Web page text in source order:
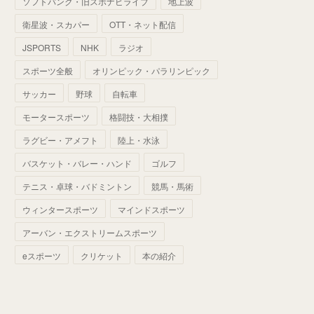
(70)
(41)
29)
( 28)
29)
(33)
( 13)
45)
( 49)
(41)
( 37)
37)
( 59)
(44)
(36
( 22)
29)
( 32)
(50)
(14
衛星波・スカパー
OTT・ネット配信
JSPORTS
NHK
ラジオ
スポーツ全般
オリンピック・パラリンピック
サッカー
野球
自転車
モータースポーツ
格闘技・大相撲
ラグビー・アメフト
陸上・水泳
バスケット・バレー・ハンド
ゴルフ
テニス・卓球・バドミントン
競馬・馬術
ウィンタースポーツ
マインドスポーツ
アーバン・エクストリームスポーツ
eスポーツ
クリケット 本の紹介